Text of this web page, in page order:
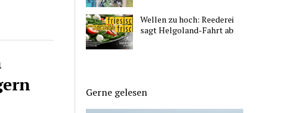
Wellen zu hoch: Reederei
sagt Helgoland-Fahrt ab
Gerne gelesen